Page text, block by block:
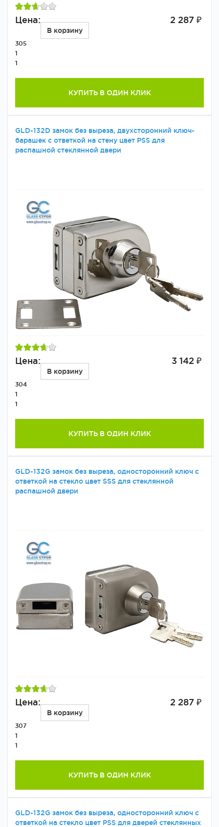
Цена: 2 287 ₽
В корзину
305
1
1
КУПИТЬ В ОДИН КЛИК
GLD-132D замок без выреза, двухсторонний ключ-
барашек с ответкой на стену цвет PSS для
распашной стеклянной двери
Цена: 3 142 ₽
В корзину
304
1
1
КУПИТЬ В ОДИН КЛИК
GLD-132G замок без выреза, односторонний ключ с
ответкой на стекло цвет SSS для стеклянной
распашной двери
Цена: 2 287 ₽
В корзину
307
1
1
КУПИТЬ В ОДИН КЛИК
GLD-132G замок без выреза, односторонний ключ с
ответкой на стекло цвет РSS для дверей стеклянных